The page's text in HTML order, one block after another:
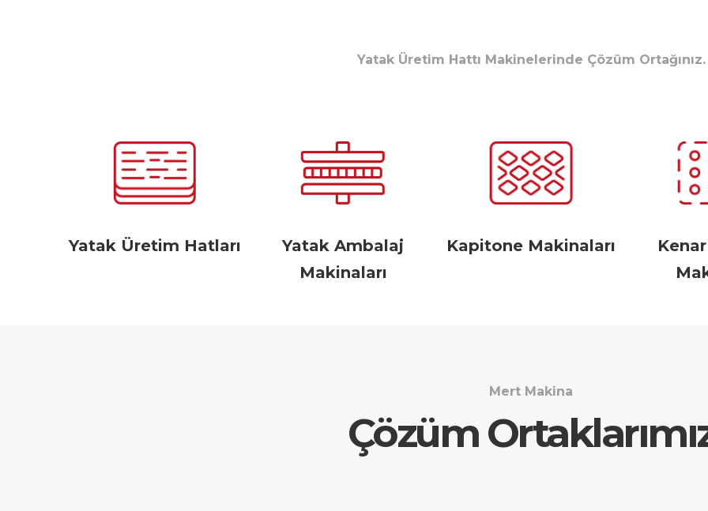
Yatak Üretim Hattı Makinelerinde Çözüm Ortağınız.
Yatak Üretim Hatları
Yatak Ambalaj
Makinaları
Kapitone Makinaları
Mert Makina
Çözüm